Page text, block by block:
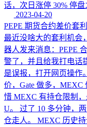
话，次日涨停 30% 停
2023-04-20
PEPE 期货合约差价套利
最近没啥大的套利机会
器人发来消息：PEPE
警了，并且给我打电话
是误报，打开网页操作
价，Gate 做多，
惜 MEXC 有持仓限制
U。 过了 10 多分钟，
仓走人。 MEXC 历史